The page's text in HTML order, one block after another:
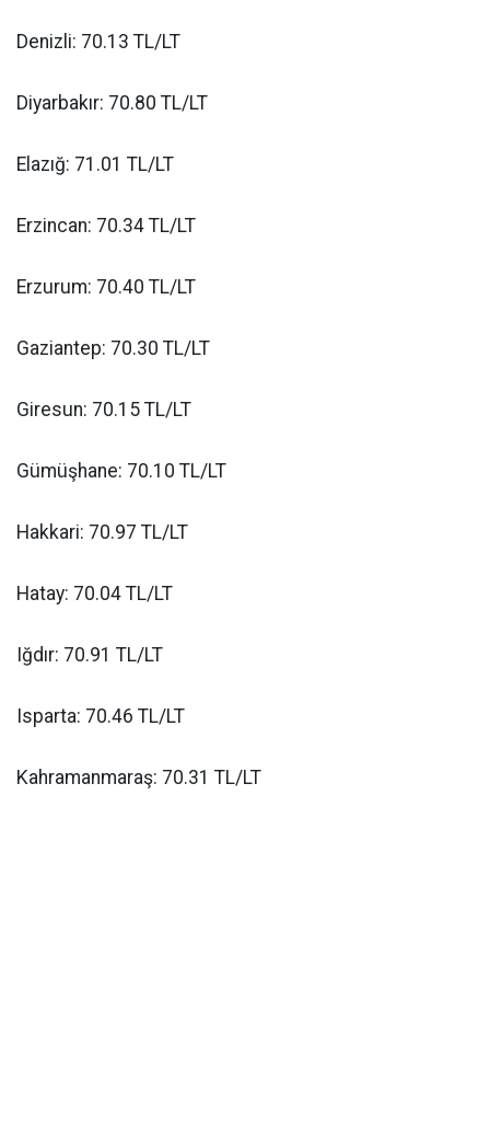
Denizli: 70.13 TL/LT
Diyarbakır: 70.80 TL/LT
Elazığ: 71.01 TL/LT
Erzincan: 70.34 TL/LT
Erzurum: 70.40 TL/LT
Gaziantep: 70.30 TL/LT
Giresun: 70.15 TL/LT
Gümüşhane: 70.10 TL/LT
Hakkari: 70.97 TL/LT
Hatay: 70.04 TL/LT
Iğdır: 70.91 TL/LT
Isparta: 70.46 TL/LT
Kahramanmaraş: 70.31 TL/LT